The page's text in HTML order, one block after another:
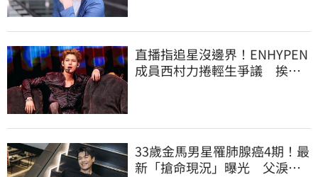
直播指追星沒邊界！ENHYPEN
成員西村力捲輕生爭議 挨
33歲金馬男星罹肺腺癌4期！最
新「搶命現況」曝光 父淚